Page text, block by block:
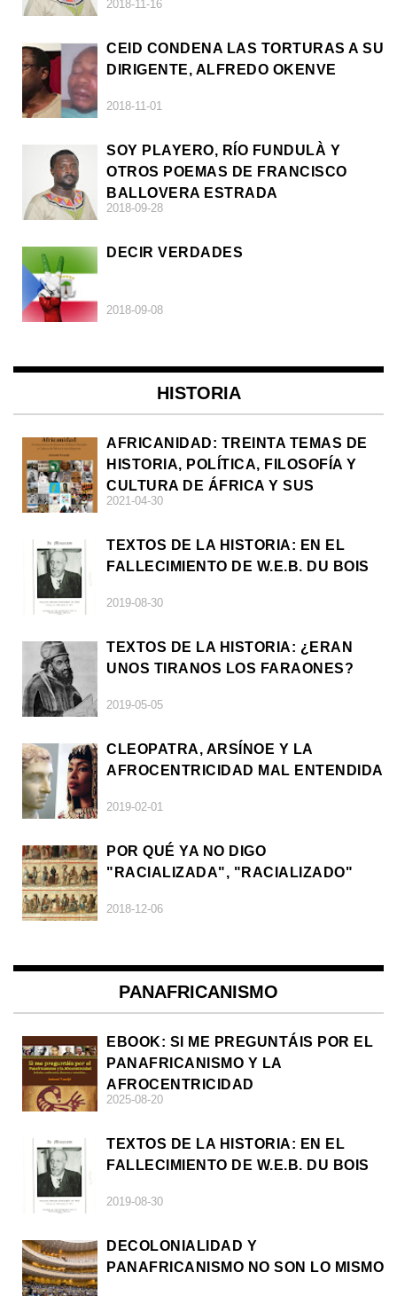
AFRICANO)
2018-11-16
CEID CONDENA LAS TORTURAS A SU
DIRIGENTE, ALFREDO OKENVE
2018-11-01
SOY PLAYERO, RÍO FUNDULÀ Y
OTROS POEMAS DE FRANCISCO
BALLOVERA ESTRADA
2018-09-28
DECIR VERDADES
2018-09-08
HISTORIA
AFRICANIDAD: TREINTA TEMAS DE
HISTORIA, POLÍTICA, FILOSOFÍA Y
CULTURA DE ÁFRICA Y SUS
DIÁSPORAS
2021-04-30
TEXTOS DE LA HISTORIA: EN EL
FALLECIMIENTO DE W.E.B. DU BOIS
2019-08-30
TEXTOS DE LA HISTORIA: ¿ERAN
UNOS TIRANOS LOS FARAONES?
2019-05-05
CLEOPATRA, ARSÍNOE Y LA
AFROCENTRICIDAD MAL ENTENDIDA
2019-02-01
POR QUÉ YA NO DIGO
"RACIALIZADA", "RACIALIZADO"
2018-12-06
PANAFRICANISMO
EBOOK: SI ME PREGUNTÁIS POR EL
PANAFRICANISMO Y LA
AFROCENTRICIDAD
2025-08-20
TEXTOS DE LA HISTORIA: EN EL
FALLECIMIENTO DE W.E.B. DU BOIS
2019-08-30
DECOLONIALIDAD Y
PANAFRICANISMO NO SON LO MISMO